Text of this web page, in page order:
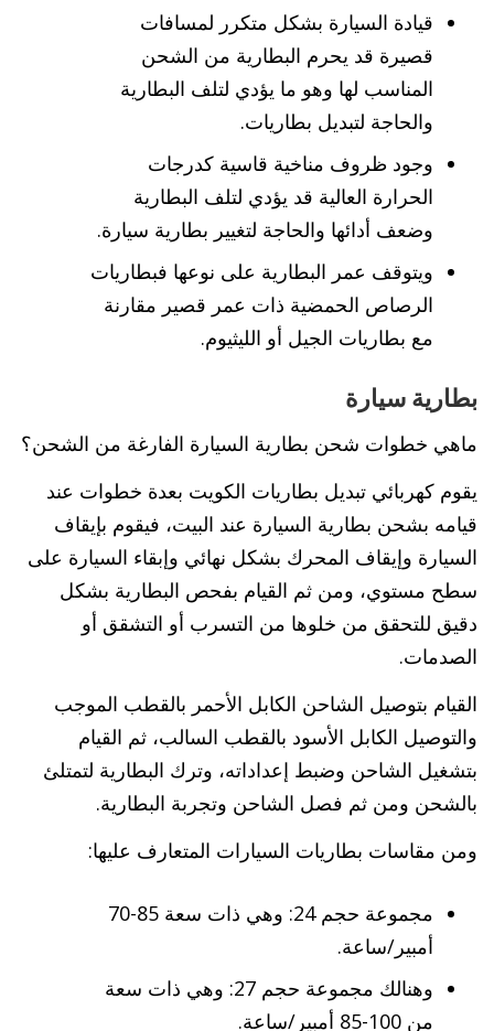
قيادة السيارة بشكل متكرر لمسافات
قصيرة قد يحرم البطارية من الشحن
المناسب لها وهو ما يؤدي لتلف البطارية
والحاجة لتبديل بطاريات.
وجود ظروف مناخية قاسية كدرجات
الحرارة العالية قد يؤدي لتلف البطارية
وضعف أدائها والحاجة لتغيير بطارية سيارة.
ويتوقف عمر البطارية على نوعها فبطاريات
الرصاص الحمضية ذات عمر قصير مقارنة
مع بطاريات الجيل أو الليثيوم.
بطارية سيارة
ماهي خطوات شحن بطارية السيارة الفارغة من الشحن؟
يقوم كهربائي تبديل بطاريات الكويت بعدة خطوات عند
قيامه بشحن بطارية السيارة عند البيت، فيقوم بإيقاف
السيارة وإيقاف المحرك بشكل نهائي وإبقاء السيارة على
سطح مستوي، ومن ثم القيام بفحص البطارية بشكل
دقيق للتحقق من خلوها من التسرب أو التشقق أو
الصدمات.
القيام بتوصيل الشاحن الكابل الأحمر بالقطب الموجب
والتوصيل الكابل الأسود بالقطب السالب، ثم القيام
بتشغيل الشاحن وضبط إعداداته، وترك البطارية لتمتلئ
بالشحن ومن ثم فصل الشاحن وتجربة البطارية.
ومن مقاسات بطاريات السيارات المتعارف عليها:
مجموعة حجم 24: وهي ذات سعة 85-70
أمبير/ساعة.
وهنالك مجموعة حجم 27: وهي ذات سعة
من 100-85 أمبير/ساعة.